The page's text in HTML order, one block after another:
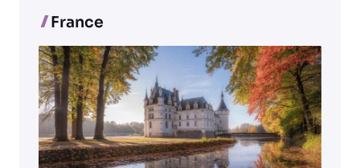
France